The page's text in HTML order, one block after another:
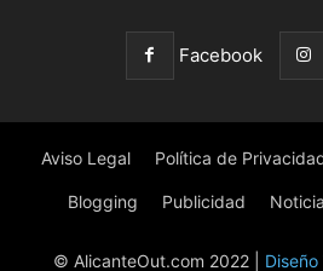
Facebook
Aviso Legal Política de
Blogging Publicidad
© AlicanteOut.com 2022 | Diseño